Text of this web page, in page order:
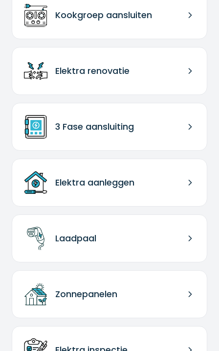
Kookgroep aansluiten
Elektra renovatie
3 Fase aansluiting
Elektra aanleggen
Laadpaal
Zonnepanelen